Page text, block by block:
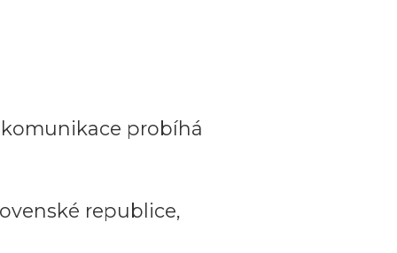
probíhá
republice,